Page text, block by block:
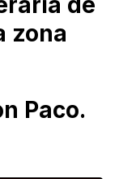
zona
Paco.